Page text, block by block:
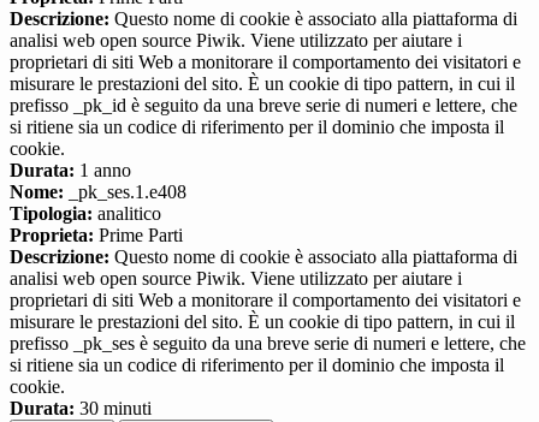
Descrizione: Questo nome di cookie è associato alla piattaforma di
analisi web open source Piwik. Viene utilizzato per aiutare i
proprietari di siti Web a monitorare il comportamento dei visitatori e
misurare le prestazioni del sito. È un cookie di tipo pattern, in cui il
prefisso _pk_id è seguito da una breve serie di numeri e lettere, che
si ritiene sia un codice di riferimento per il dominio che imposta il
cookie.
Durata: 1 anno
Nome: _pk_ses.1.e408
Tipologia: analitico
Proprieta: Prime Parti
Descrizione: Questo nome di cookie è associato alla piattaforma di
analisi web open source Piwik. Viene utilizzato per aiutare i
proprietari di siti Web a monitorare il comportamento dei visitatori e
misurare le prestazioni del sito. È un cookie di tipo pattern, in cui il
prefisso _pk_ses è seguito da una breve serie di numeri e lettere, che
si ritiene sia un codice di riferimento per il dominio che imposta il
cookie.
Durata: 30 minuti